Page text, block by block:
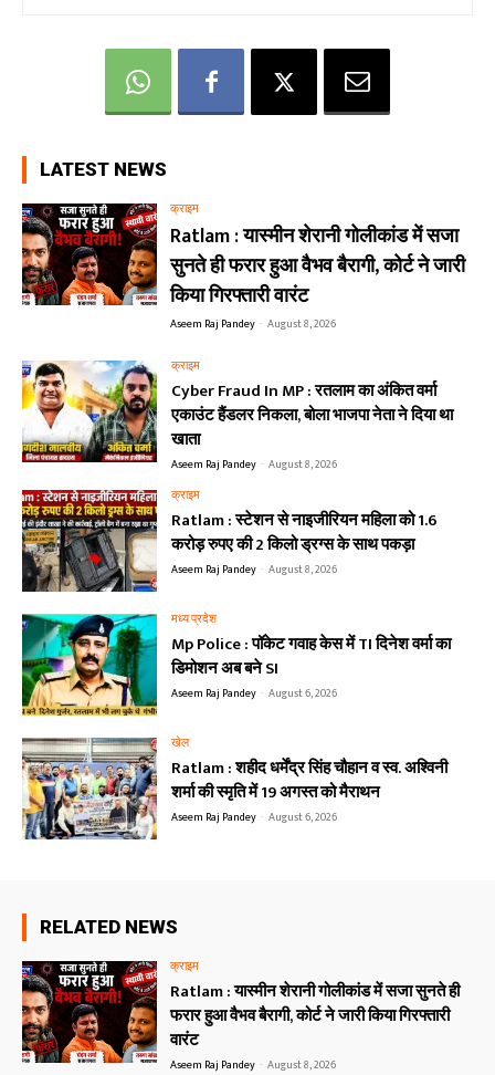
LATEST NEWS
क्राइम
Ratlam : यास्मीन शेरानी गोलीकांड में सजा
सुनते ही फरार हुआ वैभव बैरागी, कोर्ट ने जारी
किया गिरफ्तारी वारंट
Aseem Raj Pandey - August 8, 2026
क्राइम
Cyber Fraud In MP : रतलाम का अंकित वर्मा
एकाउंट हैंडलर निकला, बोला भाजपा नेता ने दिया था
खाता
Aseem Raj Pandey - August 8, 2026
क्राइम
Ratlam : स्टेशन से नाइजीरियन महिला को 1.6
करोड़ रुपए की 2 किलो ड्रग्स के साथ पकड़ा
Aseem Raj Pandey - August 8, 2026
मध्य प्रदेश
Mp Police : पॉकेट गवाह केस में TI दिनेश वर्मा का
डिमोशन अब बने SI
Aseem Raj Pandey - August 6, 2026
खेल
Ratlam : शहीद धर्मेंद्र सिंह चौहान व स्व. अश्विनी
शर्मा की स्मृति में 19 अगस्त को मैराथन
Aseem Raj Pandey - August 6, 2026
RELATED NEWS
क्राइम
Ratlam : यास्मीन शेरानी गोलीकांड में सजा सुनते ही
फरार हुआ वैभव बैरागी, कोर्ट ने जारी किया गिरफ्तारी
वारंट
Aseem Raj Pandey - August 8, 2026